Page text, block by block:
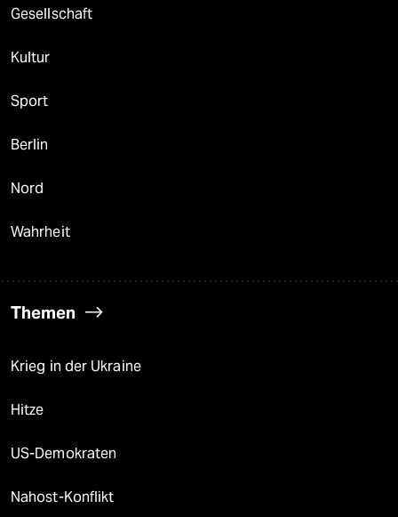
Gesellschaft
Kultur
Sport
Berlin
Nord
Wahrheit
Themen
Krieg in der Ukraine
Hitze
US-Demokraten
Nahost-Konflikt